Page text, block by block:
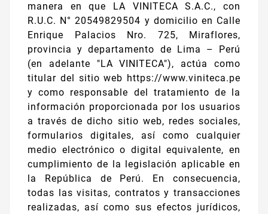
manera en que LA VINITECA S.A.C., con
R.U.C. N° 20549829504 y domicilio en Calle
Enrique Palacios Nro. 725, Miraflores,
provincia y departamento de Lima – Perú
(en adelante "LA VINITECA"), actúa como
titular del sitio web https://www.viniteca.pe
y como responsable del tratamiento de la
información proporcionada por los usuarios
a través de dicho sitio web, redes sociales,
formularios digitales, así como cualquier
medio electrónico o digital equivalente, en
cumplimiento de la legislación aplicable en
la República de Perú. En consecuencia,
todas las visitas, contratos y transacciones
realizadas, así como sus efectos jurídicos,